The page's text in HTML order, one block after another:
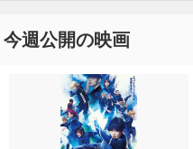
今週公開の映画